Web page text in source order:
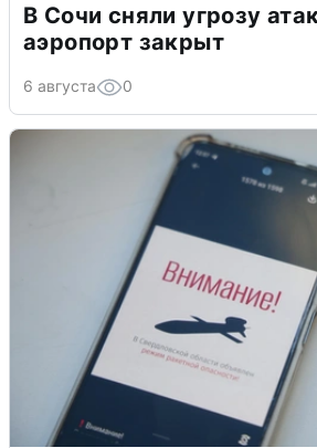
В Сочи сняли угрозу
аэропорт закрыт
6 августа 0